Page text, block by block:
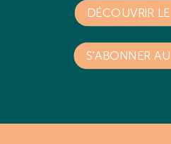
DÉCOUVRIR
S'ABONNER